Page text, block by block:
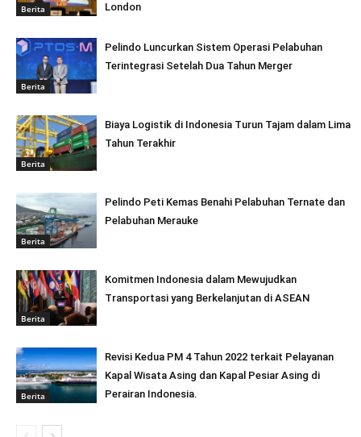
Berita
London
Berita
Pelindo Luncurkan Sistem Operasi Pelabuhan
Terintegrasi Setelah Dua Tahun Merger
Berita
Biaya Logistik di Indonesia Turun Tajam dalam Lima
Tahun Terakhir
Berita
Pelindo Peti Kemas Benahi Pelabuhan Ternate dan
Pelabuhan Merauke
Berita
Komitmen Indonesia dalam Mewujudkan
Transportasi yang Berkelanjutan di ASEAN
Berita
Revisi Kedua PM 4 Tahun 2022 terkait Pelayanan
Kapal Wisata Asing dan Kapal Pesiar Asing di
Perairan Indonesia.